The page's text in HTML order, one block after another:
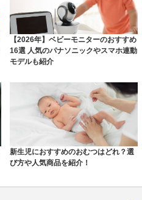
【2026年】ベビーモニターのおすすめ
16選 人気のパナソニックやスマホ連動
モデルも紹介
新生児におすすめのおむつはどれ？選
び方や人気商品を紹介！